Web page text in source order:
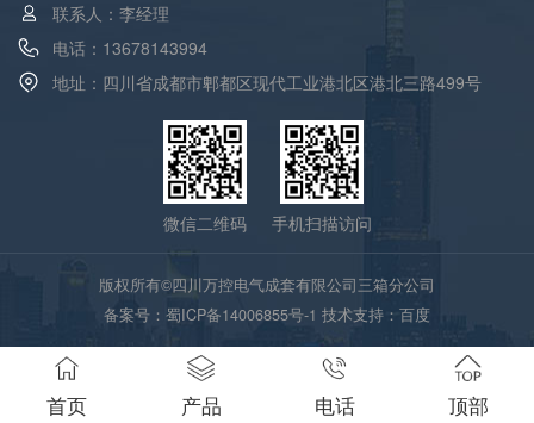
联系人：李经理
电话：13678143994
地址：四川省成都市郫都区现代工业港北区港北三路499号
微信二维码 手机扫描访问
版权所有©四川万控电气成套有限公司三箱分公司
备案号： 蜀ICP备14006855号-1 技术支持： 百度
首页 产品 电话 顶部